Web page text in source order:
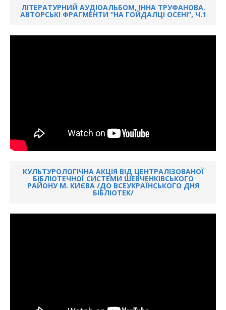
ЛІТЕРАТУРНИЙ АУДІОАЛЬБОМ, ІННА ТРУФАНОВА.
АВТОРСЬКІ ФРАГМЕНТИ “НА ГОЙДАЛЦІ ОСЕНІ”, Ч.1
КУЛЬТУРОЛОГІЧНА АКЦІЯ ВІД ЦЕНТРАЛІЗОВАНОЇ
БІБЛІОТЕЧНОЇ СИСТЕМИ ШЕВЧЕНКІВСЬКОГО
РАЙОНУ М. КИЄВА /ДО ВСЕУКРАЇНСЬКОГО ДНЯ
БІБЛІОТЕК/